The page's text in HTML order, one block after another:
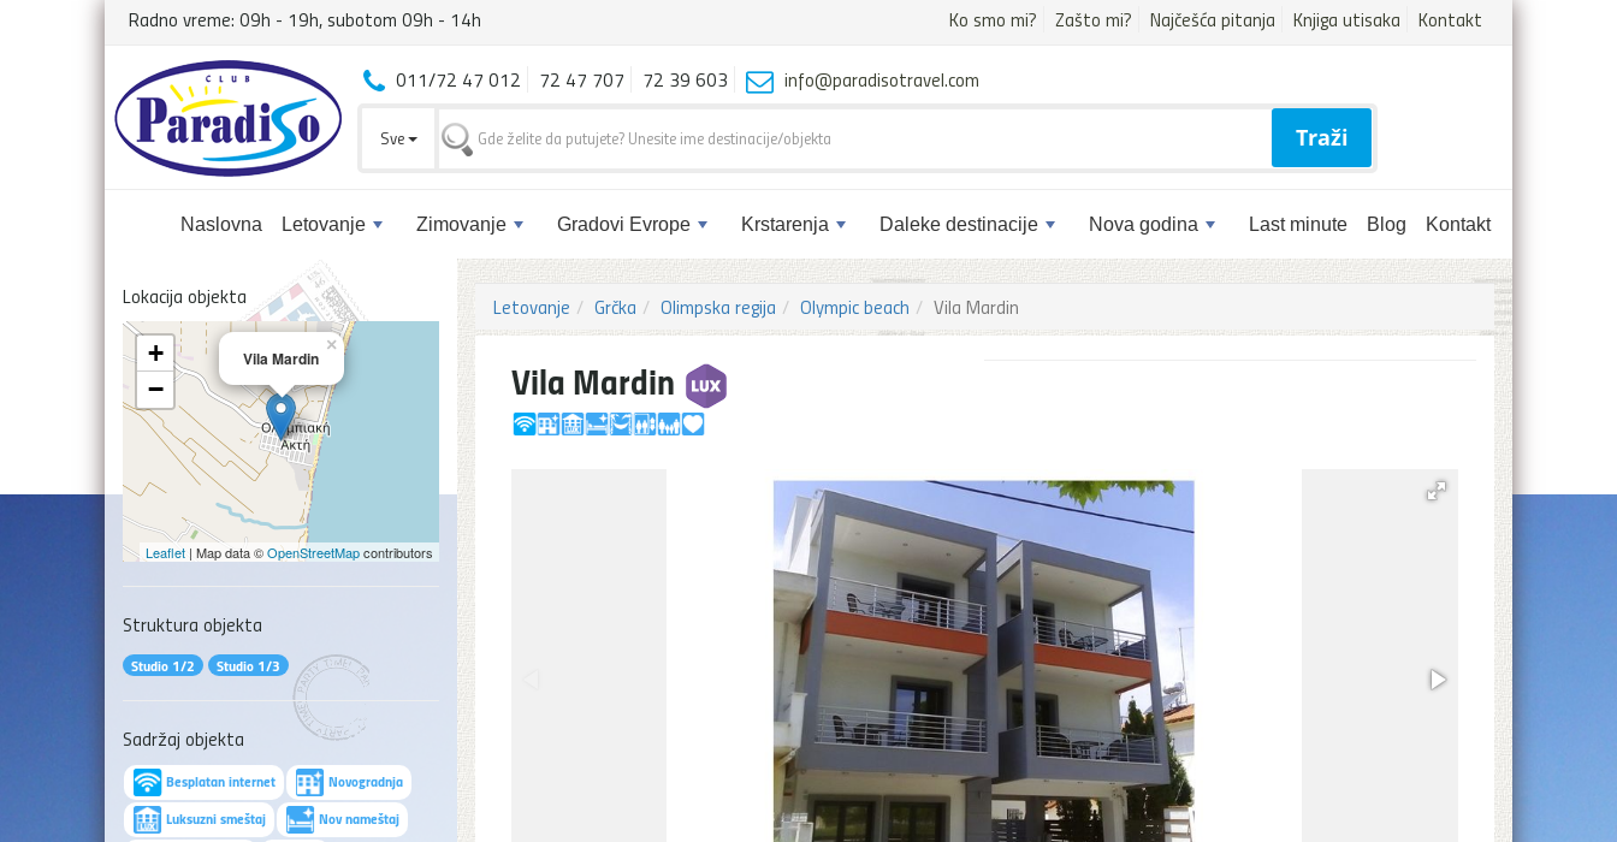
Radno vreme: 09h - 19h, subotom 09h - 14h Ko smo mi? Zašto mi? Najčešća pitanja Knjiga utisaka Kontakt
Naslovna Letovanje Zimovanje Gradovi Evrope Krstarenja Daleke destinacije Nova godina Last minute Blog Kontakt
011/72 47 012 72 47 707 72 39 603 info@paradisotravel.com
Sve Traži
Letovanje Grčka Olimpska regija Olympic beach Vila Mardin
Vila Mardin
Lokacija objekta
Vila Mardin
×
+
−
Leaflet| Map data ©OpenStreetMapcontributors
Struktura objekta
Studio 1/2 Studio 1/3
Sadržaj objekta
Besplatan internet
Novogradnja
Luksuzni smeštaj
Nov nameštaj